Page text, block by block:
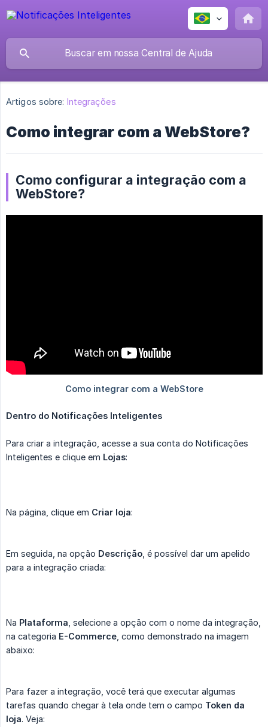
Artigos sobre: Integrações
Como integrar com a WebStore?
Como configurar a integração com a
WebStore?
Dentro do Notificações Inteligentes
Para criar a integração, acesse a sua conta do Notificações
Inteligentes e clique em Lojas:
Na página, clique em Criar loja:
Em seguida, na opção Descrição , é possível dar um apelido
para a integração criada:
Na Plataforma , selecione a opção com o nome da integração,
na categoria E-Commerce , como demonstrado na imagem
abaixo:
Para fazer a integração, você terá que executar algumas
tarefas quando chegar à tela onde tem o campo Token da
loja. Veja: